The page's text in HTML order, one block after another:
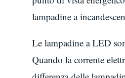
lampadine a
Le lampadine a LED
Quando la corrente